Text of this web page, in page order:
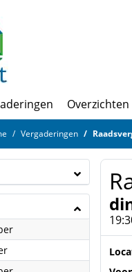
Overzichten
Vergaderingen
2025
2025